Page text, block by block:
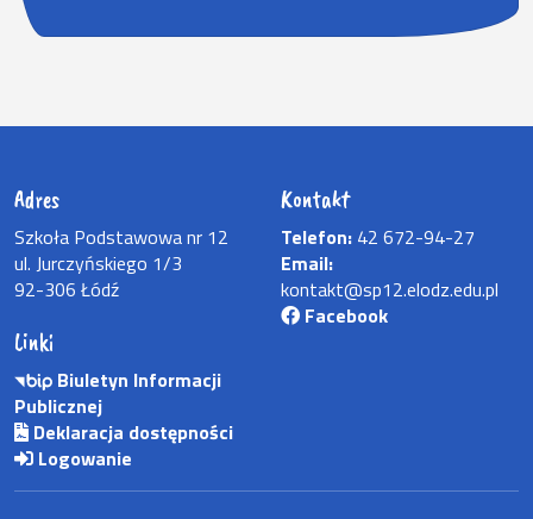
Adres
Szkoła Podstawowa nr 12
ul. Jurczyńskiego 1/3
92-306 Łódź
Kontakt
Telefon: 42 672-94-27
Email:
kontakt@sp12.elodz.edu.pl
Facebook
Linki
Biuletyn Informacji
Publicznej
Deklaracja dostępności
Logowanie